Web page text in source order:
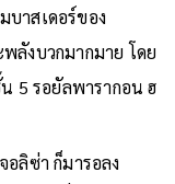
าสเดอร์ของ
ลังบวกมากมาย โดย
5 รอยัลพารากอน ฮ
ลิซ่า ก็มารอลง